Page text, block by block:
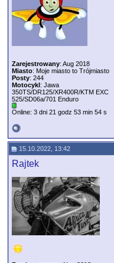
Zarejestrowany: Aug 2018
Miasto: Moje miasto to Trójmiasto
Posty: 244
Motocykl: Jawa
350TS/DR125/XR400R/KTM EXC
525/SD06a/701 Enduro
Online: 3 dni 21 godz 53 min 54 s
15.10.2022, 13:42
Rajtek